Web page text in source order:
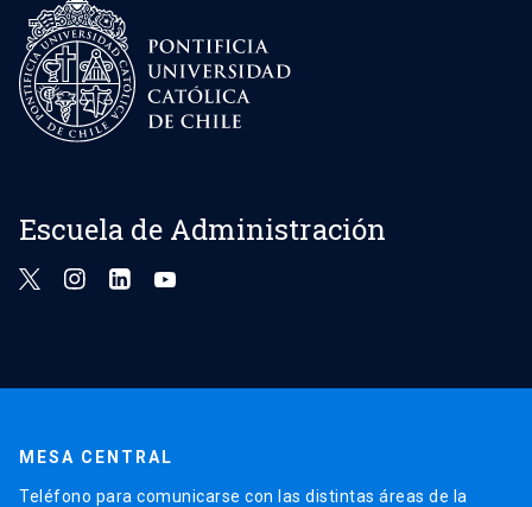
Escuela de Administración
MESA CENTRAL
Teléfono para comunicarse con las distintas áreas de la